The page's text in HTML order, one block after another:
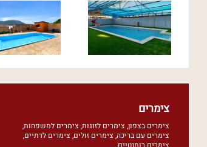
צימרים
צימרים בצפון, צימרים לזוגות, צימרים למשפחות,
צימרים עם בריכה, צימרים זולים, צימרים לדתיים,